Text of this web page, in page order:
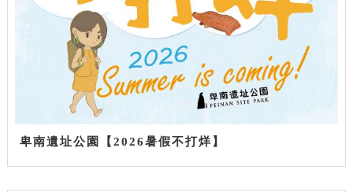
卑南遺址公園【2026暑假不打烊】